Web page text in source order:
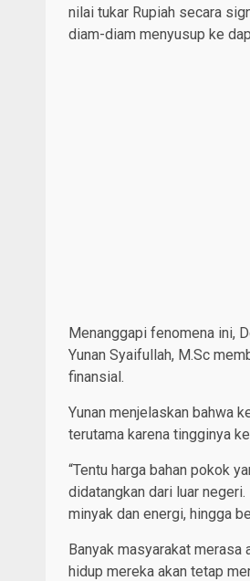
nilai tukar Rupiah secara
diam-diam menyusup ke
Menanggapi fenomena ini,
Yunan Syaifullah, M.Sc
finansial.
Yunan menjelaskan bahwa
terutama karena tingginya
“Tentu harga bahan pokok
didatangkan dari luar
minyak dan energi, hingga
Banyak masyarakat merasa
hidup mereka akan tetap